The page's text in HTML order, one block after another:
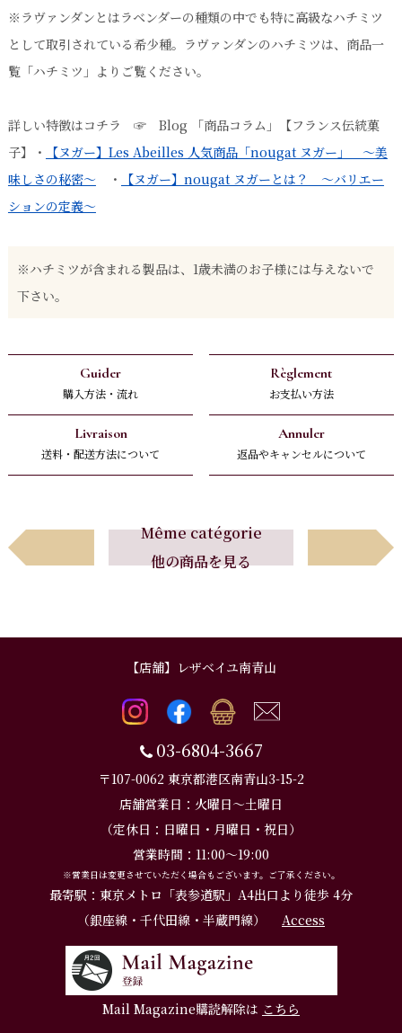
※ラヴァンダンとはラベンダーの種類の中でも特に高級なハチミツ
として取引されている希少種。ラヴァンダンのハチミツは、商品一
覧「ハチミツ」よりご覧ください。
詳しい特徴はコチラ ☞ Blog 「商品コラム」【フランス伝統菓
子】・
【ヌガー】Les Abeilles 人気商品「nougat ヌガー」 ～美
味しさの秘密～ ・
【ヌガー】nougat ヌガーとは？ ～バリエー
ションの定義～
※ハチミツが含まれる製品は、1歳未満のお子様には与えないで
下さい。
Guider
購入方法・流れ
Règlement
お支払い方法
Livraison
送料・配送方法について
Annuler
返品やキャンセルについて
Même catégorie
他の商品を見る
【店舗】レザベイユ南青山
03-6804-3667
〒107-0062 東京都港区南青山3-15-2
店舗営業日：火曜日～土曜日
（定休日：日曜日・月曜日・祝日）
営業時間：11:00～19:00
※営業日は変更させていただく場合もございます。ご了承ください。
最寄駅：東京メトロ「表参道駅」A4出口より徒歩 4分
（銀座線・千代田線・半蔵門線）
Access
Mail Magazine購読解除は こちら